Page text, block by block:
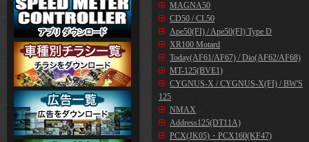
MAGNA50
CD50 / CL50
Ape50(FI) / Ape50(FI) Type D
XR100 Motard
Today(AF61/AF67) / Dio(AF62/AF68)
MT-125(BVE1)
CYGNUS-X / CYGNUS-X(FI) / BW'S
125
NMAX
Address125(DT11A)
PCX(JK05)・PCX160(KF47)